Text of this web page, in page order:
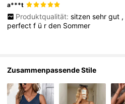
a***t
Produktqualität: sitzen sehr gut ,
perfectf ü rden Sommer
Zusammenpassende Stile